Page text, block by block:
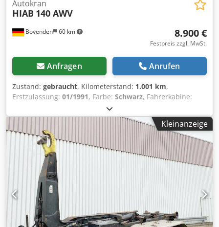
Bovenden 60 km
Autokran
HIAB 140 AWV
8.900 €
Festpreis zzgl. MwSt.
Anfragen Anrufen
Zustand: gebraucht, Kilometerstand: 1.001 km,
Erstzulassung: 01/1991, Farbe: Schwarz, Fahrerkabine:
Sonstige
Ausstattung:Kran, Fahrzeugstandort: Bovenden, Kran am
Heck, Not-Aus, faltbar, 2-Punkt Abstützung mechan.,
3xhydr. Ausschübe Lastdiagramm: 2m-5800kg, 4,4m-
2800kg, 6,3m-1940kg, 8,3m-1440kg, 9,9m-1030kg!
ZUBEHÖRANGABEN OHNE GEWÄHR, Änderungen,
Zwischenverkauf und Irrtümer vorbehalten! Crodpjzd
Tkhofx Al Sjf - .
Kleinanzeige